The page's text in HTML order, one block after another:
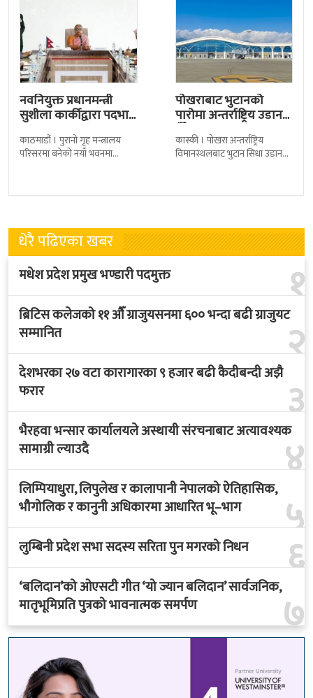
नवनियुक्त प्रधानमन्त्री
सुशीला कार्कीद्वारा पदभार
काठमाडौं । पुरानो गृह मन्त्रालय
परिसरमा बनेको नयाँ भवनमा
नवनियुक्त
पोखराबाट भुटानको
पारोमा अन्तर्राष्ट्रिय उडान
हुँदै
कास्की । पोखरा अन्तर्राष्ट्रिय
विमानस्थलबाट भुटान सिधा उडान
लागेको हो
धेरै पढिएका खबर
१
मधेश प्रदेश प्रमुख भण्डारी पदमुक्त
२
ब्रिटिस कलेजको ११ औँ ग्राजुयसनमा ६०० भन्दा बढी ग्राजुयट
सम्मानित
३
देशभरका २७ वटा कारागारका ९ हजार बढी कैदीबन्दी अझै
फरार
४
भैरहवा भन्सार कार्यालयले अस्थायी संरचनाबाट अत्यावश्यक
सामाग्री ल्याउदै
५
लिम्पियाधुरा, लिपुलेख र कालापानी नेपालको ऐतिहासिक,
भौगोलिक र कानुनी अधिकारमा आधारित भू–भाग
६
लुम्बिनी प्रदेश सभा सदस्य सरिता पुन मगरको निधन
७
‘बलिदान’को ओएसटी गीत ‘यो ज्यान बलिदान’ सार्वजनिक,
मातृभूमिप्रति पुत्रको भावनात्मक समर्पण